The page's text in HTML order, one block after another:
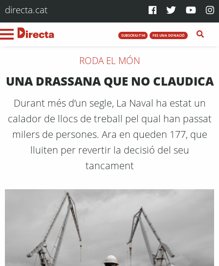
directa.cat
SUBSCRIU-T'HI FES UNA DONACIÓ
RODA EL MÓN
UNA DRASSANA QUE NO CLAUDICA
Durant més d’un segle, La Naval ha estat un
calador de llocs de treball pel qual han passat
milers de persones. Ara en queden 177, que
lluiten per revertir la decisió del seu
tancament